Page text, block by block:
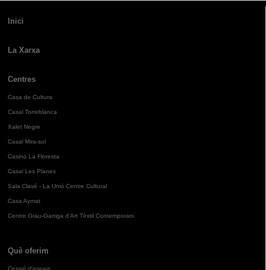
Inici
La Xarxa
Centres
Casa de Cultura
Casal Torreblanca
Xalet Negre
Casal Mira-sol
Casino La Floresta
Casal Les Planes
Sala Clavé - La Unió Centre Cultural
Casa Aymat
Centre Grau-Garriga d'Art Tèxtil Contemporani
Què oferim